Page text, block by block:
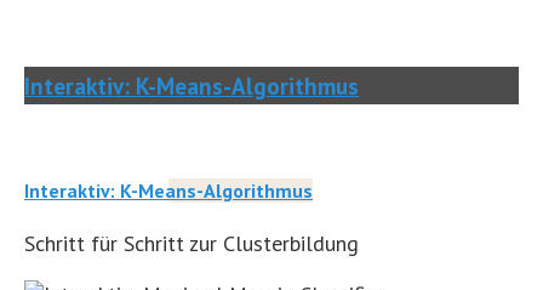
Interaktiv: K-Means-Algorithmus
Interaktiv: K-Means-Algorithmus
Schritt für Schritt zur Clusterbildung